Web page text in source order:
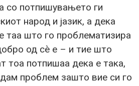
со потпишувањето ги
народ и јазик, а дека
таа што го проблематизира
од сè е – и тие што
тоа потпишаа дека е така,
проблем зашто вие си го